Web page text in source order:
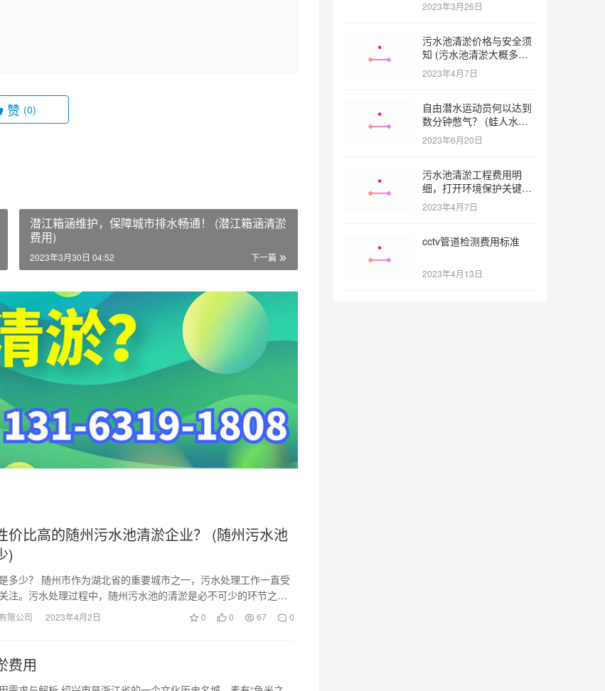
赞 (0)
潜江箱涵维护，保障城市排水畅通！ (潜江箱涵清淤
费用)
下一篇
2023年3月30日 04:52
价比高的随州污水池清淤企业？ (随州污水池
)
多少？ 随州市作为湖北省的重要城市之一，污水处理工作一直受
注。污水处理过程中，随州污水池的清淤是必不可少的环节之
业对随州…
限公司 2023年4月2日 0 0 67 0
费用
少钱)
2023年3月26日
污水池清淤价格与安全须
知 (污水池清淤大概多少
一方)
2023年4月7日
自由潜水运动员何以达到
数分钟憋气？ (蛙人水下
憋气最长多久)
2023年6月20日
污水池清淤工程费用明
细，打开环境保护关键之
门 (污水池清淤工程报价
明细)
2023年4月7日
cctv管道检测费用标准
2023年4月13日